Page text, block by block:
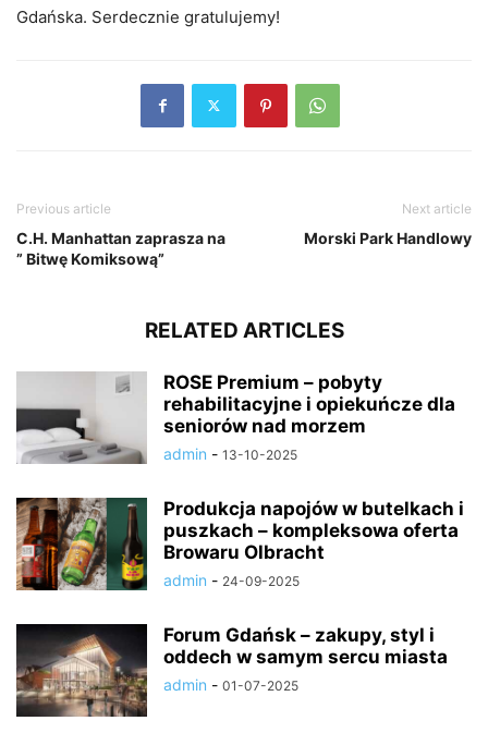
Gdańska. Serdecznie gratulujemy!
Previous article
C.H. Manhattan zaprasza na
” Bitwę Komiksową”
Next article
Morski Park Handlowy
RELATED ARTICLES
ROSE Premium – pobyty
rehabilitacyjne i opiekuńcze dla
seniorów nad morzem
admin - 13-10-2025
Produkcja napojów w butelkach i
puszkach – kompleksowa oferta
Browaru Olbracht
admin - 24-09-2025
Forum Gdańsk – zakupy, styl i
oddech w samym sercu miasta
admin - 01-07-2025